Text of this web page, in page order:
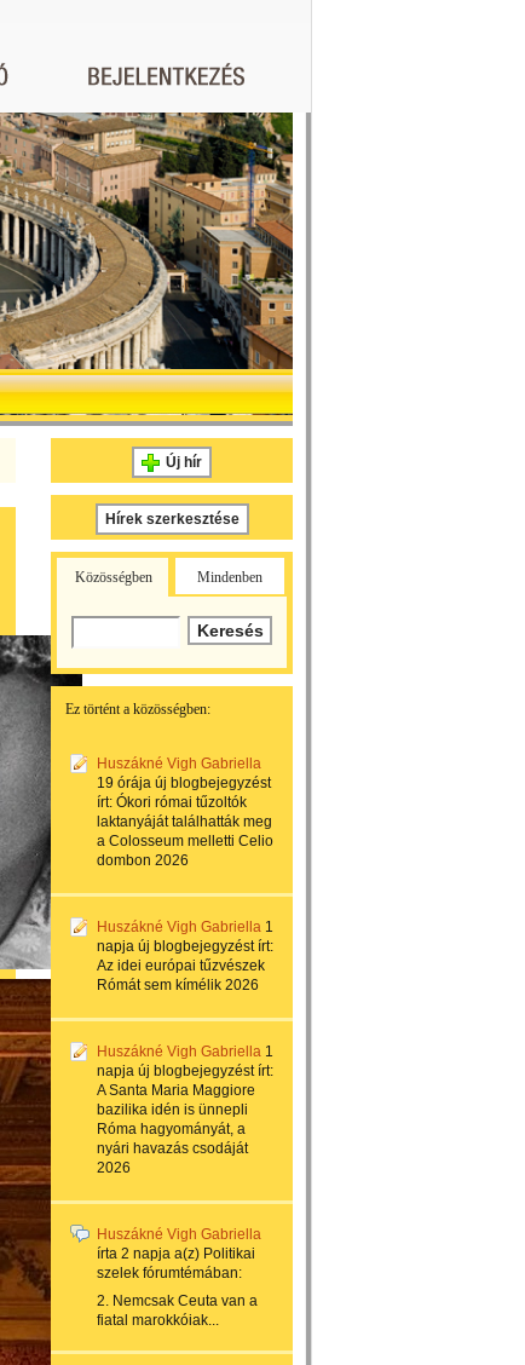
Új hír
Hírek szerkesztése
Közösségben Mindenben
Ez történt a közösségben:
Huszákné Vigh Gabriella
19 órája új blogbejegyzést
írt: Ókori római tűzoltók
laktanyáját találhatták meg
a Colosseum melletti Celio
dombon 2026
Huszákné Vigh Gabriella 1
napja új blogbejegyzést írt:
Az idei európai tűzvészek
Rómát sem kímélik 2026
Huszákné Vigh Gabriella 1
napja új blogbejegyzést írt:
A Santa Maria Maggiore
bazilika idén is ünnepli
Róma hagyományát, a
nyári havazás csodáját
2026
Huszákné Vigh Gabriella
írta 2 napja a(z) Politikai
szelek fórumtémában:
2. Nemcsak Ceuta van a
fiatal marokkóiak...